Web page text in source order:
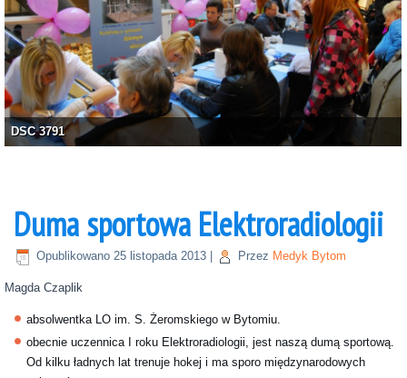
DSC 3791
Duma sportowa Elektroradiologii
Opublikowano 25 listopada 2013 Przez Medyk Bytom
Magda Czaplik
absolwentka LO im. S. Żeromskiego w Bytomiu.
obecnie uczennica I roku Elektroradiologii, jest naszą dumą sportową.
Od kilku ładnych lat trenuje hokej i ma sporo międzynarodowych